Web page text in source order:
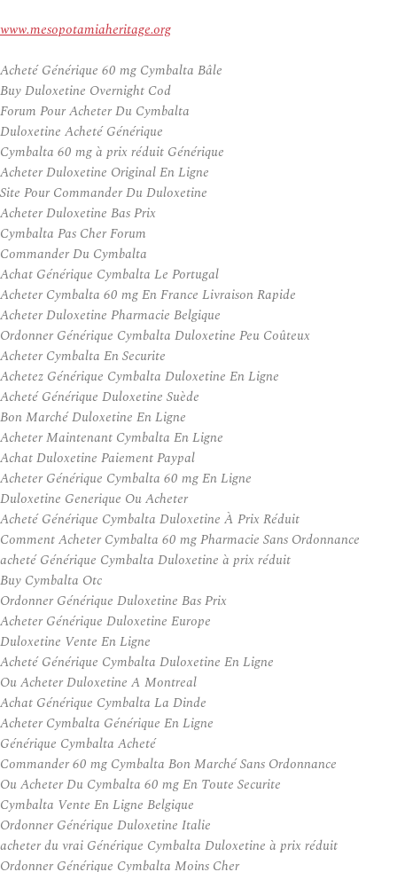
www.mesopotamiaheritage.org
Acheté Générique 60 mg Cymbalta Bâle
Buy Duloxetine Overnight Cod
Forum Pour Acheter Du Cymbalta
Duloxetine Acheté Générique
Cymbalta 60 mg à prix réduit Générique
Acheter Duloxetine Original En Ligne
Site Pour Commander Du Duloxetine
Acheter Duloxetine Bas Prix
Cymbalta Pas Cher Forum
Commander Du Cymbalta
Achat Générique Cymbalta Le Portugal
Acheter Cymbalta 60 mg En France Livraison Rapide
Acheter Duloxetine Pharmacie Belgique
Ordonner Générique Cymbalta Duloxetine Peu Coûteux
Acheter Cymbalta En Securite
Achetez Générique Cymbalta Duloxetine En Ligne
Acheté Générique Duloxetine Suède
Bon Marché Duloxetine En Ligne
Acheter Maintenant Cymbalta En Ligne
Achat Duloxetine Paiement Paypal
Acheter Générique Cymbalta 60 mg En Ligne
Duloxetine Generique Ou Acheter
Acheté Générique Cymbalta Duloxetine À Prix Réduit
Comment Acheter Cymbalta 60 mg Pharmacie Sans Ordonnance
acheté Générique Cymbalta Duloxetine à prix réduit
Buy Cymbalta Otc
Ordonner Générique Duloxetine Bas Prix
Acheter Générique Duloxetine Europe
Duloxetine Vente En Ligne
Acheté Générique Cymbalta Duloxetine En Ligne
Ou Acheter Duloxetine A Montreal
Achat Générique Cymbalta La Dinde
Acheter Cymbalta Générique En Ligne
Générique Cymbalta Acheté
Commander 60 mg Cymbalta Bon Marché Sans Ordonnance
Ou Acheter Du Cymbalta 60 mg En Toute Securite
Cymbalta Vente En Ligne Belgique
Ordonner Générique Duloxetine Italie
acheter du vrai Générique Cymbalta Duloxetine à prix réduit
Ordonner Générique Cymbalta Moins Cher